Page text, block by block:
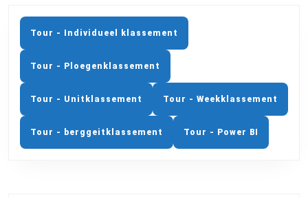
Previous
post:
Next
post:
Tour - Individueel klassement
Tour - Ploegenklassement
Tour - Unitklassement Tour - Weekklassement
Tour - berggeitklassement Tour - Power BI